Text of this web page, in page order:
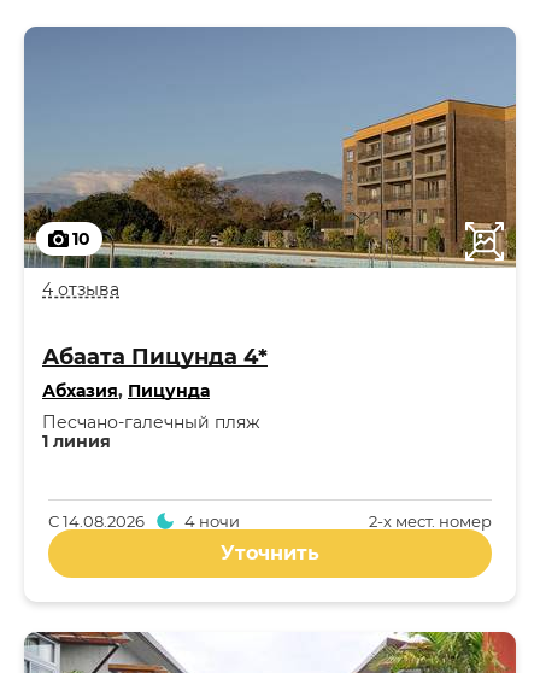
10
4 отзыва
Абаата Пицунда 4*
Абхазия, Пицунда
1 линия
Песчано-галечный пляж
2-x мест. номер
С14.08.2026 4 ночи
Уточнить